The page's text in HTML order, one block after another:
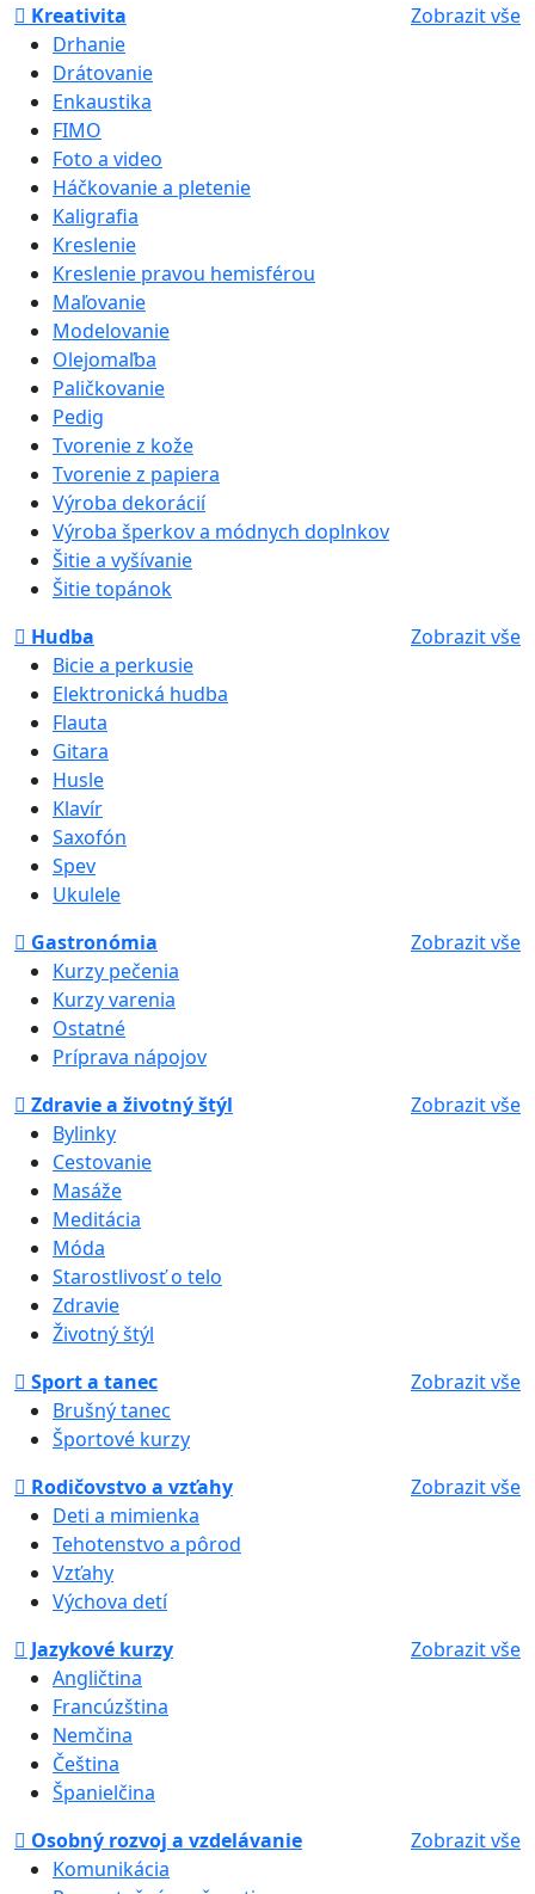
Kreativita
Zobrazit vše
Drhanie
Drátovanie
Enkaustika
FIMO
Foto a video
Háčkovanie a pletenie
Kaligrafia
Kreslenie
Kreslenie pravou hemisférou
Maľovanie
Modelovanie
Olejomaľba
Paličkovanie
Pedig
Tvorenie z kože
Tvorenie z papiera
Výroba dekorácií
Výroba šperkov a módnych doplnkov
Šitie a vyšívanie
Šitie topánok
Hudba
Zobrazit vše
Bicie a perkusie
Elektronická hudba
Flauta
Gitara
Husle
Klavír
Saxofón
Spev
Ukulele
Gastronómia
Zobrazit vše
Kurzy pečenia
Kurzy varenia
Ostatné
Príprava nápojov
Zdravie a životný štýl
Zobrazit vše
Bylinky
Cestovanie
Masáže
Meditácia
Móda
Starostlivosť o telo
Zdravie
Životný štýl
Sport a tanec
Zobrazit vše
Brušný tanec
Športové kurzy
Rodičovstvo a vzťahy
Zobrazit vše
Deti a mimienka
Tehotenstvo a pôrod
Vzťahy
Výchova detí
Jazykové kurzy
Zobrazit vše
Angličtina
Francúzština
Nemčina
Čeština
Španielčina
Osobný rozvoj a vzdelávanie
Zobrazit vše
Komunikácia